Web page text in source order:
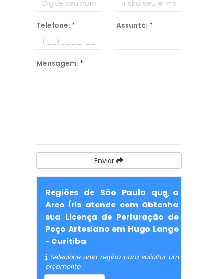
Telefone: * Assunto: *
Mensagem: *
Enviar
Regiões de São Paulo que a
Arco Íris atende com Obtenha
sua Licença de Perfuração de
Poço Artesiano em Hugo Lange
- Curitiba
Selecione uma região para solicitar um
orçamento